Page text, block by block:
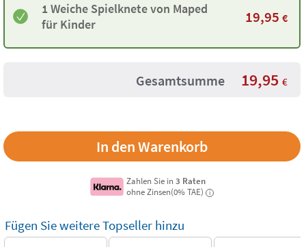
1 Weiche Spielknete von Maped
für Kinder
19,95 €
Gesamtsumme 19,95 €
Zahlen Sie in3 Raten
ohne Zinsen(0% TAE)
i
Fügen Sie weitere Topseller hinzu